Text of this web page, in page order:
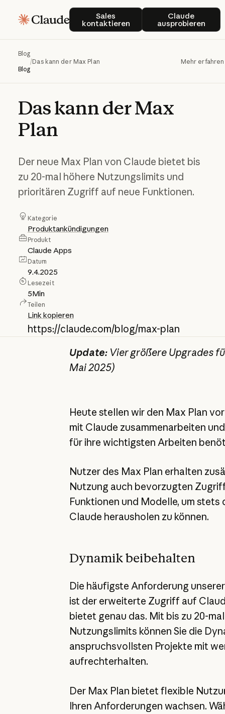
Sales
kontaktieren
Sales kontaktierenClaude
ausprobieren
Claude
Blog
Blog
/Das kann der Max Plan Mehr erfahren
DaskannderMax
Plan
Der neue Max Plan von Claude bietet bis
zu 20-mal höhere Nutzungslimits und
prioritären Zugriff auf neue Funktionen.
Kategorie
Produktankündigungen
Produkt
Claude Apps
Datum
9.4.2025
Lesezeit
5Min
Teilen
Link kopieren
https://claude.com/blog/max-plan
Update: Vier größere Upgrades
Mai 2025)
Heute stellen wir den Max Plan
mit Claude zusammenarbeiten
für ihre wichtigsten Arbeiten
Nutzer des Max Plan erhalten
Nutzung auch bevorzugten
Funktionen und Modelle, um stets
Claude herausholen zu können.
Dynamik beibehalten
Die häufigste Anforderung
ist der erweiterte Zugriff auf
bietet genau das. Mit bis zu 20-
Nutzungslimits können Sie die
anspruchsvollsten Projekte mit
aufrechterhalten.
Der Max Plan bietet flexible
Ihren Anforderungen wachsen.